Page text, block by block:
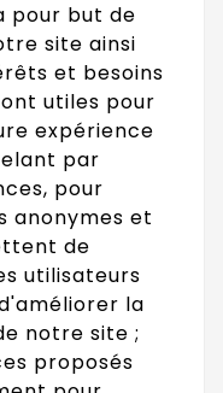
pour but de
site ainsi
et besoins
utiles pour
expérience
par
pour
anonymes et
de
utilisateurs
la
notre site ;
proposés